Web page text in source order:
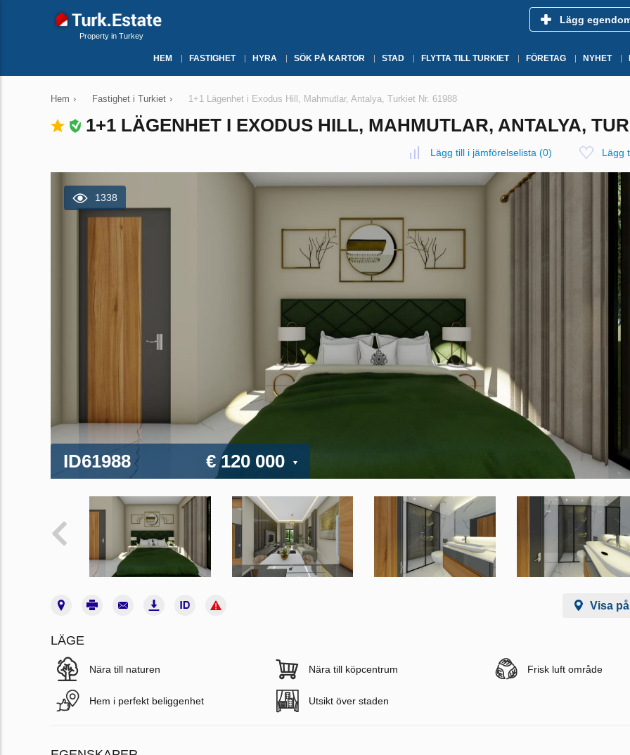
Property in Turkey
Lägg
HEM FASTIGHET HYRA SÖK PÅ KARTOR STAD FLYTTA TILL TURKIET FÖRETAG NYHET
Hem › Fastighet i Turkiet › 1+1 Lägenhet i Exodus Hill, Mahmutlar, Antalya, Turkiet Nr. 61988
1+1 LÄGENHET I EXODUS HILL, MAHMUTLAR, ANTALYA,
Lägg till i jämförelselista (0) Lägg
1338
ID61988 € 120 000
Visa
LÄGE
Nära till naturen Nära till köpcentrum Frisk luft område
Hem i perfekt beliggenhet Utsikt över staden